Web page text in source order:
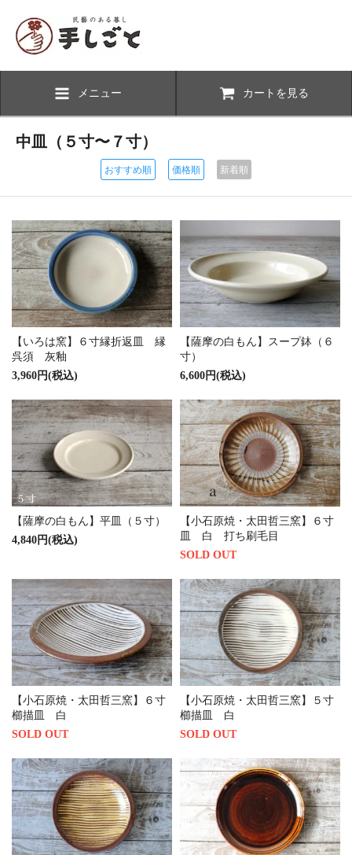
メニュー カートを見る
中皿（５寸〜７寸）
おすすめ順 価格順 新着順
【いろは窯】６寸縁折返皿 縁
呉須 灰釉
3,960円(税込)
【薩摩の白もん】スープ鉢（６
寸）
6,600円(税込)
【薩摩の白もん】平皿（５寸）
4,840円(税込)
【小石原焼・太田哲三窯】６寸
皿 白 打ち刷毛目
SOLD OUT
【小石原焼・太田哲三窯】６寸
櫛描皿 白
SOLD OUT
【小石原焼・太田哲三窯】５寸
櫛描皿 白
SOLD OUT